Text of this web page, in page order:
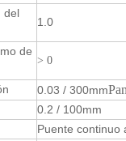
del
1.0
de
> 0
0.03 / 300mm
0.2 / 100mm
Puente continuo